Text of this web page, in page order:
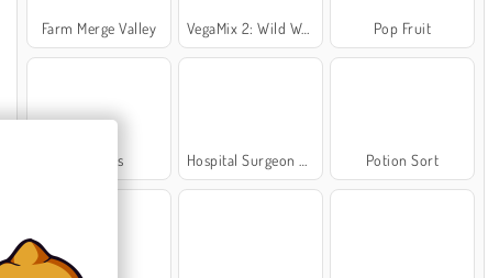
Cross Stitch Masters
Farm Merge Valley VegaMix 2: Wild West Pop Fruit
Bubbits Potion Sort